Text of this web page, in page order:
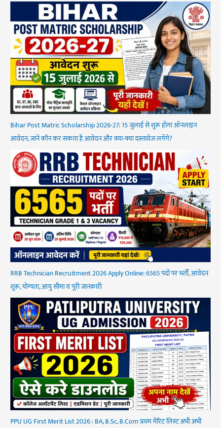
Bihar Post Matric Scholarship 2026-27: 15 जुलाई से शुरू होगा ऑनलाइन
आवेदन, जानें कौन कर सकता है आवेदन और क्या-क्या दस्तावेज लगेंगे?
RRB Technician Recruitment 2026 Apply Online: 6565 पदों पर भर्ती, आवेदन
शुरू, योग्यता, आयु सीमा व पूरी जानकारी
PPU UG First Merit List 2026 : BA, B.Sc, B.Com प्रथम मेरिट लिस्ट अभी अभी